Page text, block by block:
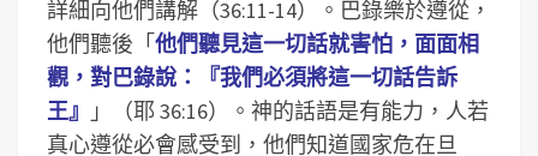
詳細向他們講解（36:11-14）。巴錄樂於遵從，
他們聽後「他們聽見這一切話就害怕，面面相
觀，對巴錄說：『我們必須將這一切話告訴
王』
」（耶 36:16）。神的話語是有能力，人若
真心遵從必會感受到，他們知道國家危在旦